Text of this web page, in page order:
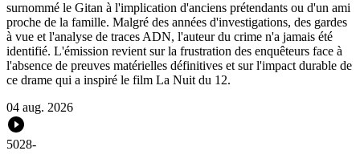
surnommé le Gitan à l'implication d'anciens prétendants ou d'un ami
proche de la famille. Malgré des années d'investigations, des gardes
à vue et l'analyse de traces ADN, l'auteur du crime n'a jamais été
identifié. L'émission revient sur la frustration des enquêteurs face à
l'absence de preuves matérielles définitives et sur l'impact durable de
ce drame qui a inspiré le film La Nuit du 12.
04 aug. 2026
5028-